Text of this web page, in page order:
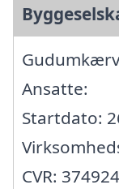
Ansatte:
Startdato:
CVR: